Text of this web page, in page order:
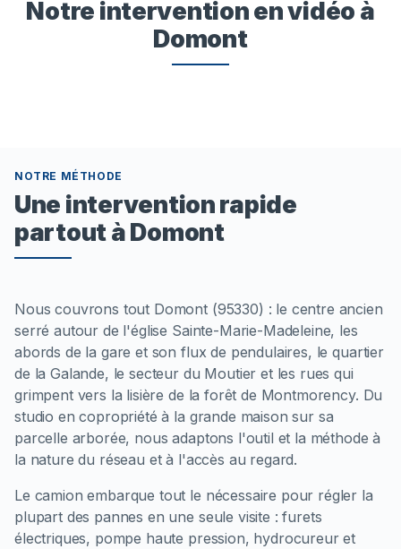
Notre intervention en vidéo à
Domont
NOTRE MÉTHODE
Une intervention rapide
partout à Domont
Nous couvrons tout Domont (95330) : le centre ancien
serré autour de l'église Sainte-Marie-Madeleine, les
abords de la gare et son flux de pendulaires, le quartier
de la Galande, le secteur du Moutier et les rues qui
grimpent vers la lisière de la forêt de Montmorency. Du
studio en copropriété à la grande maison sur sa
parcelle arborée, nous adaptons l'outil et la méthode à
la nature du réseau et à l'accès au regard.
Le camion embarque tout le nécessaire pour régler la
plupart des pannes en une seule visite : furets
électriques, pompe haute pression, hydrocureur et